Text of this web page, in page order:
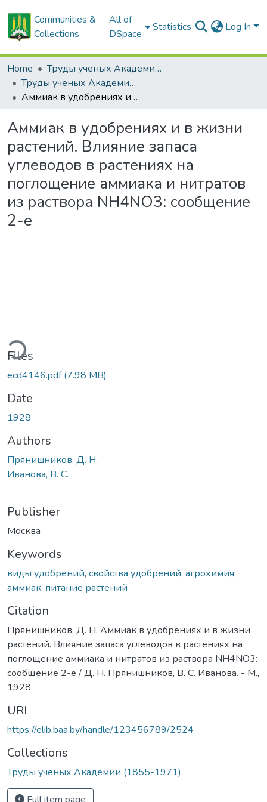
Communities &
Collections
All of
DSpace
Statistics Log In
Home
Труды ученых Академии (1855-1971)
Труды ученых Академии (1855-1971)
Аммиак в удобрениях и в жизни растений. Влияние запаса углеводов в растениях на поглощение аммиака и нитратов из раствора NH4NO3: сообщение 2-е
Аммиак в удобрениях и в жизни
растений. Влияние запаса
углеводов в растениях на
поглощение аммиака и нитратов
из раствора NH4NO3: сообщение
2-е
Files
ecd4146.pdf(7.98 MB)
Date
1928
Authors
Прянишников, Д. Н.
Иванова, В. С.
Publisher
Москва
Keywords
виды удобрений, свойства удобрений, агрохимия,
аммиак, питание растений
Citation
Прянишников, Д. Н. Аммиак в удобрениях и в жизни
растений. Влияние запаса углеводов в растениях на
поглощение аммиака и нитратов из раствора NH4NO3:
сообщение 2-е / Д. Н. Прянишников, В. С. Иванова. - М.,
1928.
URI
https://elib.baa.by/handle/123456789/2524
Collections
Труды ученых Академии (1855-1971)